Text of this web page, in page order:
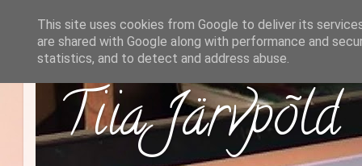
Tiia Järvpõld
This site uses cookies from Google to deliver its
are shared with Google along with performance and
statistics, and to detect and address abuse.